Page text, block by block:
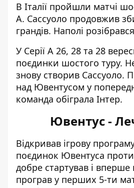
В Італії пройшли матчі
А. Сассуоло продовжив
грандів. Наполі
У Серії А 26, 28 та 28
поєдинки шостого туру.
знову створив Сассуоло.
над Ювентусом у
команда обіграла Інтер.
Ювентус -
Відкривав ігрову
поєдинок Ювентуса
добре стартував і вперше
програв у перших 5-ти